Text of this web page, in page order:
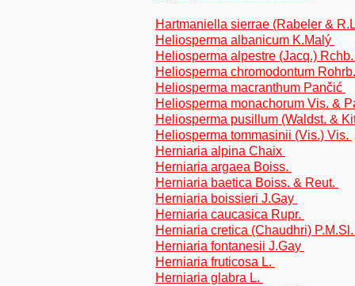
Hartmaniella sierrae (Rabeler &
Heliosperma albanicum K.Malý
Heliosperma alpestre (Jacq.)
Heliosperma chromodontum
Heliosperma macranthum Pančić
Heliosperma monachorum Vis. &
Heliosperma pusillum (Waldst. &
Heliosperma tommasinii (Vis.) Vis.
Herniaria alpina Chaix
Herniaria argaea Boiss.
Herniaria baetica Boiss. & Reut.
Herniaria boissieri J.Gay
Herniaria caucasica Rupr.
Herniaria cretica (Chaudhri)
Herniaria fontanesii J.Gay
Herniaria fruticosa L.
Herniaria glabra L.